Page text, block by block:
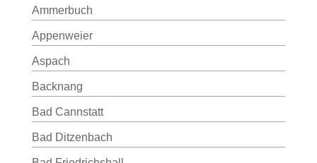
Ammerbuch
Appenweier
Aspach
Backnang
Bad Cannstatt
Bad Ditzenbach